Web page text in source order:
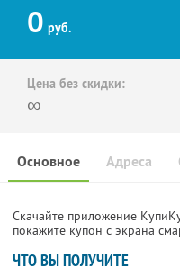
0 руб.
Цена без скидки:
∞
Основное Адреса
Скачайте приложение
покажите купон с экрана
ЧТО ВЫ ПОЛУЧИТЕ